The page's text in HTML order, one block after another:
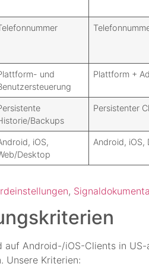
und
Plattform +
Backups
Persistenter
iOS,
Desktop
Android, iOS,
,
Android-/iOS-Clients in
Unsere Kriterien: